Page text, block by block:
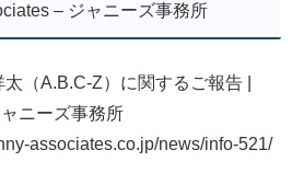
– ジャニーズ事務所
（A.B.C-Z）に関するご報告 |
ニーズ事務所
associates.co.jp/news/info-521/